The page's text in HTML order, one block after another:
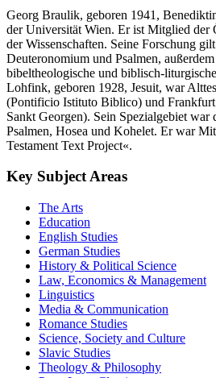
Georg Braulik, geboren 1941,
der Universität Wien. Er ist Mitglied der
der Wissenschaften. Seine Forschung
Deuteronomium und Psalmen,
bibeltheologische und biblisch-
Lohfink, geboren 1928, Jesuit, war
(Pontificio Istituto Biblico) und
Sankt Georgen). Sein Spezialgebiet war
Psalmen, Hosea und Kohelet. Er war
Testament Text Project«.
Key Subject Areas
The Arts
Education
English Studies
German Studies
History & Political Science
Law, Economics & Management
Linguistics
Media & Communication
Romance Studies
Science, Society and Culture
Slavic Studies
Theology & Philosophy